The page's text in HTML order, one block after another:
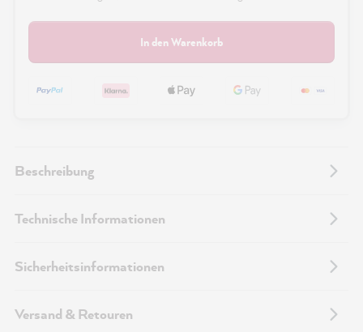
In den Warenkorb
Beschreibung
Technische Informationen
Sicherheitsinformationen
Versand & Retouren